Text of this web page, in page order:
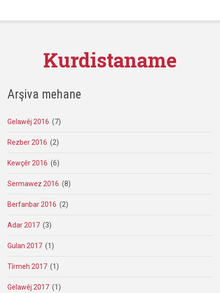
Kurdistaname
Arşiva mehane
Gelawêj 2016 (7)
Rezber 2016 (2)
Kewçêr 2016 (6)
Sermawez 2016 (8)
Berfanbar 2016 (2)
Adar 2017 (3)
Gulan 2017 (1)
Tîrmeh 2017 (1)
Gelawêj 2017 (1)